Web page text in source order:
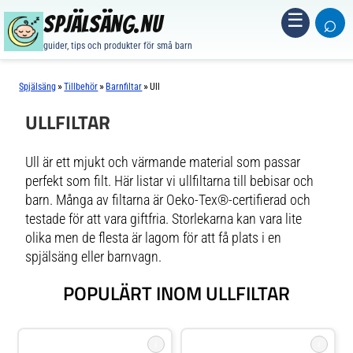
Spjälsäng.nu
guider, tips och produkter för små barn
☰ ⌕
Spjälsäng »Tillbehör » Barnfiltar »Ull
ULLFILTAR
Ull är ett mjukt och värmande material som passar
perfekt som filt. Här listar vi ullfiltarna till bebisar och
barn. Många av filtarna är Oeko-Tex®-certifierad och
testade för att vara giftfria. Storlekarna kan vara lite
olika men de flesta är lagom för att få plats i en
spjälsäng eller barnvagn.
POPULÄRT INOM ULLFILTAR